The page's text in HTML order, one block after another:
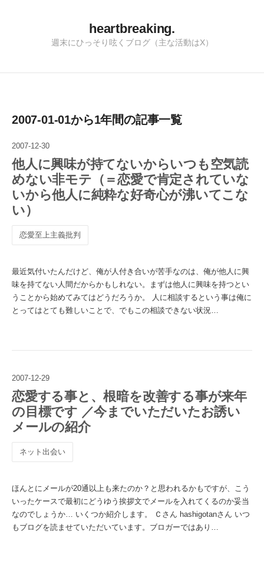
heartbreaking.
週末にひっそり呟くブログ（主な活動はX）
2007-01-01から1年間の記事一覧
2007-12-30
他人に興味が持てないからいつも空気読
めない非モテ（＝恋愛で肯定されていな
いから他人に純粋な好奇心が沸いてこな
い）
恋愛至上主義批判
最近気付いたんだけど、俺が人付き合いが苦手なのは、俺が他人に興
味を持てない人間だからかもしれない。まずは他人に興味を持つとい
うことから始めてみてはどうだろうか。 人に相談するという事は俺に
とってはとても難しいことで、でもこの相談できない状況…
2007-12-29
恋愛する事と、根暗を改善する事が来年
の目標です ／今までいただいたお誘い
メールの紹介
ネット出会い
ほんとにメールが20通以上も来たのか？と思われるかもですが、こう
いったケースで最初にどうゆう挨拶文でメールを入れてくるのか妥当
なのでしょうか… いくつか紹介します。 Ｃさん hashigotanさん いつ
もブログを読ませていただいています。ブロガーではあり…